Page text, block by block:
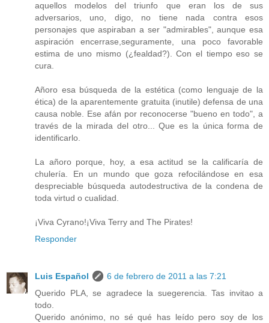
aquellos modelos del triunfo que eran los de sus
adversarios, uno, digo, no tiene nada contra esos
personajes que aspiraban a ser "admirables", aunque esa
aspiración encerrase,seguramente, una poco favorable
estima de uno mismo (¿fealdad?). Con el tiempo eso se
cura.
Añoro esa búsqueda de la estética (como lenguaje de la
ética) de la aparentemente gratuita (inutile) defensa de una
causa noble. Ese afán por reconocerse "bueno en todo", a
través de la mirada del otro... Que es la única forma de
identificarlo.
La añoro porque, hoy, a esa actitud se la calificaría de
chulería. En un mundo que goza refocilándose en esa
despreciable búsqueda autodestructiva de la condena de
toda virtud o cualidad.
¡Viva Cyrano!¡Viva Terry and The Pirates!
Responder
Luis Español
6 de febrero de 2011 a las 7:21
Querido PLA, se agradece la suegerencia. Tas invitao a
todo.
Querido anónimo, no sé qué has leído pero soy de los